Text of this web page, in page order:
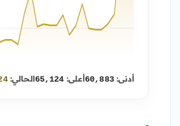
أدنى:60,883أعلى: 65,124الحالي: